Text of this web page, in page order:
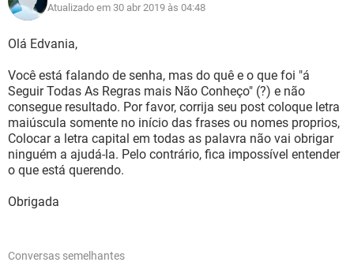
Atualizado em 30 abr 2019 às 04:48
Olá Edvania,
Você está falando de senha, mas do quê e o que foi "á
Seguir Todas As Regras mais Não Conheço" (?) e não
consegue resultado. Por favor, corrija seu post coloque letra
maiúscula somente no início das frases ou nomes proprios,
Colocar a letra capital em todas as palavra não vai obrigar
ninguém a ajudá-la. Pelo contrário, fica impossível entender
o que está querendo.
Obrigada
Conversas semelhantes